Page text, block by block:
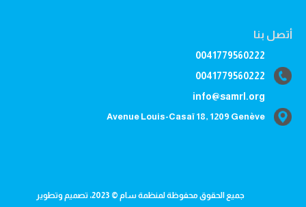
أتصل بنا
0041779560222
0041779560222
info@samrl.org
Avenue Louis-Casaï 18, 1209 Genève
جميع الحقوق محفوظة لمنظمة سام © 2023، تصميم وتطوير